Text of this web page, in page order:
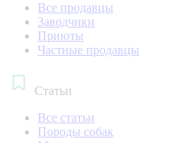
Все продавцы
Заводчики
Приюты
Частные продавцы
Статьи
Все статьи
Породы собак